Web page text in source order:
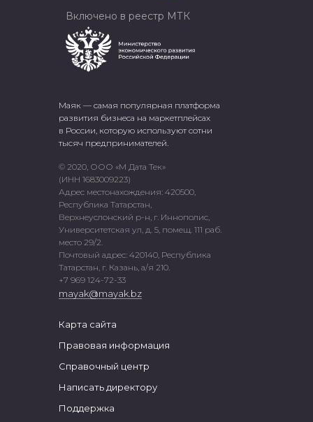
Маяк — самая популярная платформа
развития бизнеса на маркетплейсах
в России, которую используют сотни
тысяч предпринимателей.
© 2020, ООО «М Дата Тек»
(ИНН 1683009223)
Адрес местонахождения: 420500,
Республика Татарстан,
Верхнеуслонский р-н, г. Иннополис,
Университетская ул, д. 5, помещ. 111 раб.
место 29/2.
Почтовый адрес: 420140, Республика
Татарстан, г. Казань, а/я 210.
+7 969 124-72-33
mayak@mayak.bz
Карта сайта
Правовая информация
Справочный центр
Написать директору
Поддержка
Включено в реестр МТК